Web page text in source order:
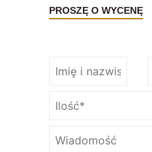
PROSZĘ O WYCENĘ